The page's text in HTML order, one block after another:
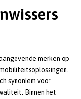
merken op
synoniem voor
Binnen het